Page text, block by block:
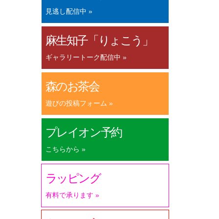
見逃し配信中 »
麻生知子「りょこう」
ギャラリートーク配信中 »
森のお茶会
遊びの投稿フォーム »
プレイオン予約
こちらから »
ラッピング
有料で承ります »